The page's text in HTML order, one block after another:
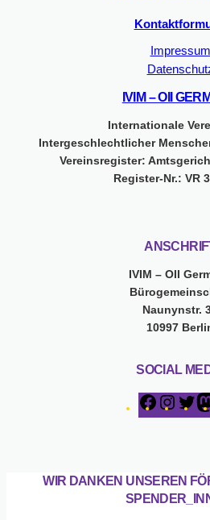
Impressum
IVIM – OII
Internationale
Intergeschlechtlicher
Vereinsregister:
Register-Nr.: VR
IVIM – OII
Naunynstr.
10997
SOCIAL
F
a
b
o
n
a
g
T
w
t
e
WIR DANKEN UNSEREN